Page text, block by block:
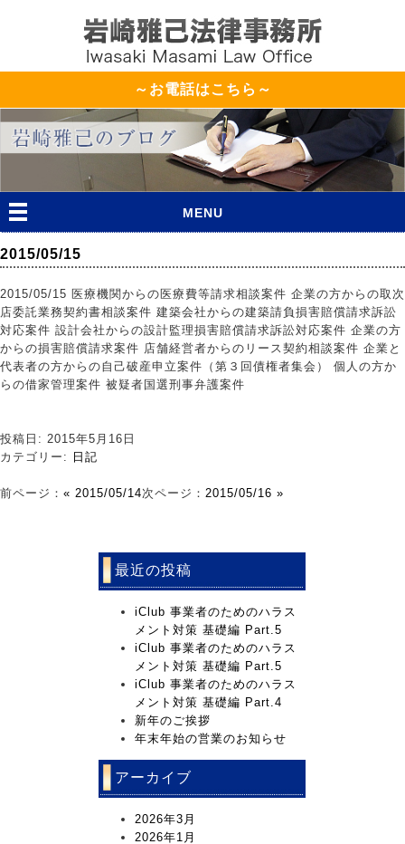
～お電話はこちら～
MENU
2015/05/15
2015/05/15 医療機関からの医療費等請求相談案件 企業の方からの取次
店委託業務契約書相談案件 建築会社からの建築請負損害賠償請求訴訟
対応案件 設計会社からの設計監理損害賠償請求訴訟対応案件 企業の方
からの損害賠償請求案件 店舗経営者からのリース契約相談案件 企業と
代表者の方からの自己破産申立案件（第３回債権者集会） 個人の方か
らの借家管理案件 被疑者国選刑事弁護案件
投稿日: 2015年5月16日
カテゴリー: 日記
前ページ： « 2015/05/14次ページ： 2015/05/16 »
最近の投稿
iClub 事業者のためのハラス
メント対策 基礎編 Part.5
iClub 事業者のためのハラス
メント対策 基礎編 Part.5
iClub 事業者のためのハラス
メント対策 基礎編 Part.4
新年のご挨拶
年末年始の営業のお知らせ
アーカイブ
2026年3月
2026年1月